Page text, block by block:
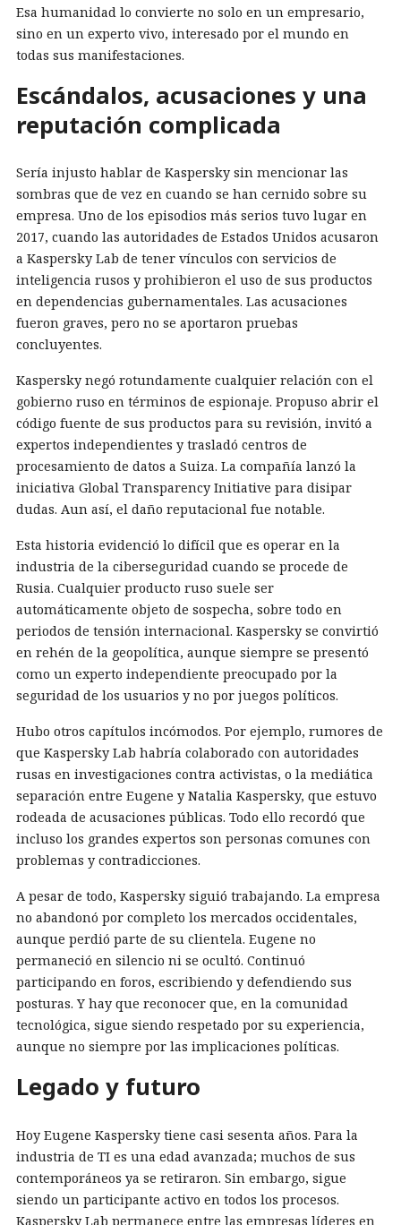
Esa humanidad lo convierte no solo en un empresario,
sino en un experto vivo, interesado por el mundo en
todas sus manifestaciones.
Escándalos, acusaciones y una
reputación complicada
Sería injusto hablar de Kaspersky sin mencionar las
sombras que de vez en cuando se han cernido sobre su
empresa. Uno de los episodios más serios tuvo lugar en
2017, cuando las autoridades de Estados Unidos acusaron
a Kaspersky Lab de tener vínculos con servicios de
inteligencia rusos y prohibieron el uso de sus productos
en dependencias gubernamentales. Las acusaciones
fueron graves, pero no se aportaron pruebas
concluyentes.
Kaspersky negó rotundamente cualquier relación con el
gobierno ruso en términos de espionaje. Propuso abrir el
código fuente de sus productos para su revisión, invitó a
expertos independientes y trasladó centros de
procesamiento de datos a Suiza. La compañía lanzó la
iniciativa Global Transparency Initiative para disipar
dudas. Aun así, el daño reputacional fue notable.
Esta historia evidenció lo difícil que es operar en la
industria de la ciberseguridad cuando se procede de
Rusia. Cualquier producto ruso suele ser
automáticamente objeto de sospecha, sobre todo en
periodos de tensión internacional. Kaspersky se convirtió
en rehén de la geopolítica, aunque siempre se presentó
como un experto independiente preocupado por la
seguridad de los usuarios y no por juegos políticos.
Hubo otros capítulos incómodos. Por ejemplo, rumores de
que Kaspersky Lab habría colaborado con autoridades
rusas en investigaciones contra activistas, o la mediática
separación entre Eugene y Natalia Kaspersky, que estuvo
rodeada de acusaciones públicas. Todo ello recordó que
incluso los grandes expertos son personas comunes con
problemas y contradicciones.
A pesar de todo, Kaspersky siguió trabajando. La empresa
no abandonó por completo los mercados occidentales,
aunque perdió parte de su clientela. Eugene no
permaneció en silencio ni se ocultó. Continuó
participando en foros, escribiendo y defendiendo sus
posturas. Y hay que reconocer que, en la comunidad
tecnológica, sigue siendo respetado por su experiencia,
aunque no siempre por las implicaciones políticas.
Legado y futuro
Hoy Eugene Kaspersky tiene casi sesenta años. Para la
industria de TI es una edad avanzada; muchos de sus
contemporáneos ya se retiraron. Sin embargo, sigue
siendo un participante activo en todos los procesos.
Kaspersky Lab permanece entre las empresas líderes en